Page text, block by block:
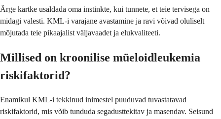
Ärge kartke usaldada oma instinkte, kui tunnete, et teie tervisega on
midagi valesti. KML-i varajane avastamine ja ravi võivad oluliselt
mõjutada teie pikaajalist väljavaadet ja elukvaliteeti.
Millised on kroonilise müeloidleukemia
riskifaktorid?
Enamikul KML-i tekkinud inimestel puuduvad tuvastatavad
riskifaktorid, mis võib tunduda segadusttekitav ja masendav. Seisund